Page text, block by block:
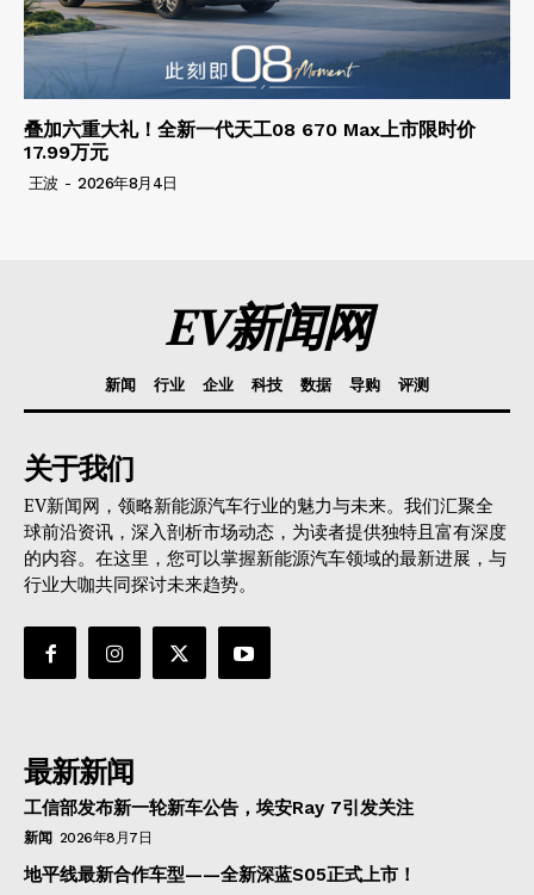
叠加六重大礼！全新一代天工08 670 Max上市限时价
17.99万元
王波 - 2026年8月4日
EV新闻网
新闻 行业 企业 科技 数据 导购 评测
关于我们
EV新闻网，领略新能源汽车行业的魅力与未来。我们汇聚全
球前沿资讯，深入剖析市场动态，为读者提供独特且富有深度
的内容。在这里，您可以掌握新能源汽车领域的最新进展，与
行业大咖共同探讨未来趋势。
最新新闻
工信部发布新一轮新车公告，埃安Ray 7引发关注
新闻 2026年8月7日
地平线最新合作车型——全新深蓝S05正式上市！